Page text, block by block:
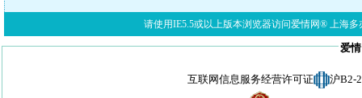
请使用IE5.5或以上版本浏览器访问爱情网® 上海多
爱
互联网信息服务经营许可证 沪B2-